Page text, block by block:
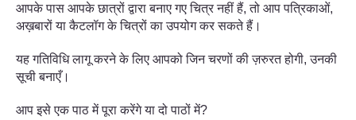
आपके पास आपके छात्रों द्वारा बनाए गए चित्र नहीं हैं, तो आप पत्रिकाओं,
अख़बारों या कैटलॉग के चित्रों का उपयोग कर सकते हैं।
यह गतिविधि लागू करने के लिए आपको जिन चरणों की ज़रुरत होगी, उनकी
सूची बनाएँ।
आप इसे एक पाठ में पूरा करेंगे या दो पाठों में?